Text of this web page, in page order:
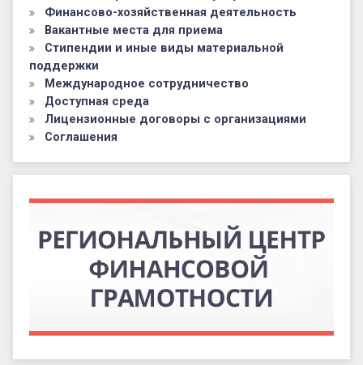
Финансово-хозяйственная деятельность
Вакантные места для приема
Стипендии и иные виды материальной
поддержки
Международное сотрудничество
Доступная среда
Лицензионные договоры с организациями
Соглашения